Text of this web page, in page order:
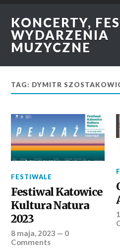
KONCERTY,
WYDARZENIA
MUZYCZNE
TAG: DYMITR
FESTIWALE
Festiwal Katowice
Kultura Natura
2023
8 maja, 2023 — 0
Comments